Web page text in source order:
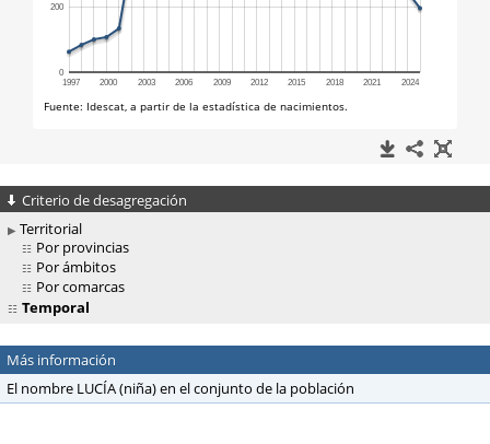
Criterio de desagregación
Territorial
Por provincias
Por ámbitos
Por comarcas
Temporal
Más información
El nombre LUCÍA (niña) en el conjunto de la población